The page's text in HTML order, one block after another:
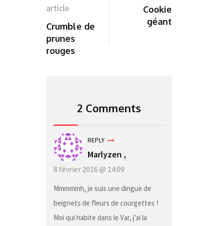
article
Crumble de
prunes
rouges
Cookie
géant
2 Comments
REPLY
Marlyzen ,
8 février 2016 @ 14:09
Mmmmmh, je suis une dingue de
beignets de fleurs de courgettes !
Moi qui habite dans le Var, j’ai la